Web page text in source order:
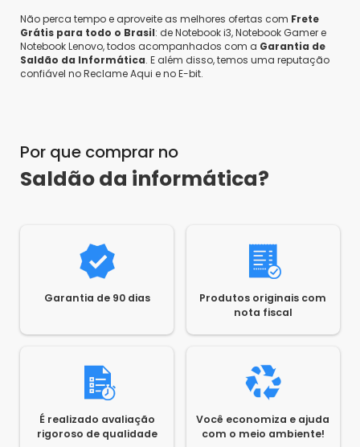
Não perca tempo e aproveite as melhores ofertas com Frete
Grátis para todo o Brasil: de Notebook i3, Notebook Gamer e
Notebook Lenovo, todos acompanhados com a Garantia de
Saldão da Informática. E além disso, temos uma reputação
confiável no Reclame Aqui e no E-bit.
Por que comprar no
Saldão da informática?
Garantia de 90 dias
Produtos originais com
nota fiscal
É realizado avaliação
rigoroso de qualidade
Você economiza e ajuda
com o meio ambiente!